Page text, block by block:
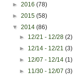
► 2016 (78)
► 2015 (58)
▼ 2014 (86)
► 12/21 - 12/28(2)
► 12/14 - 12/21(3)
► 12/07 - 12/14(1)
► 11/30 - 12/07(3)